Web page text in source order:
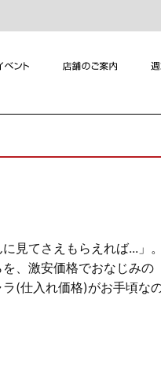
見てさえもらえれば...」。
、激安価格でおなじみの
(仕入れ価格)がお手頃なの